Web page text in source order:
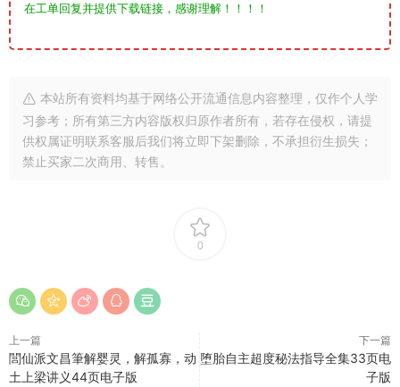
在工单回复并提供下载链接，感谢理解！！！！
本站所有资料均基于网络公开流通信息内容整理，仅作个人学
习参考；所有第三方内容版权归原作者所有，若存在侵权，请提
供权属证明联系客服后我们将立即下架删除，不承担衍生损失；
禁止买家二次商用、转售。
0
上一篇
閭仙派文昌筆解婴灵，解孤寡，动
土上梁讲义44页电子版
下一篇
堕胎自主超度秘法指导全集33页电
子版